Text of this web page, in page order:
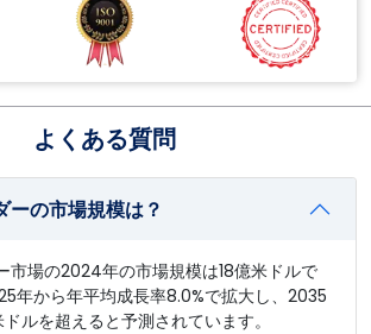
よくある質問
ーの市場規模は？
市場の2024年の市場規模は18億米ドルで
年から年平均成長率8.0%で拡大し、2035
ルを超えると予測されています。